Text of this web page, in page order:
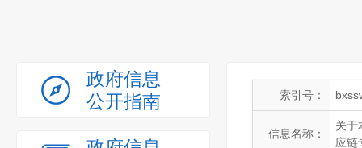
政府信息
公开指南
索引号：
信息名称：
关于
应链